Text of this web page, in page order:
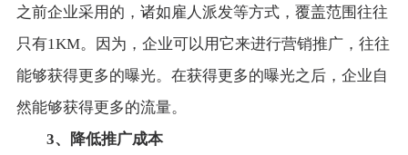
之前企业采用的，诸如雇人派发等方式，覆盖范围往往
只有1KM。因为，企业可以用它来进行营销推广，往往
能够获得更多的曝光。在获得更多的曝光之后，企业自
然能够获得更多的流量。
3、降低推广成本